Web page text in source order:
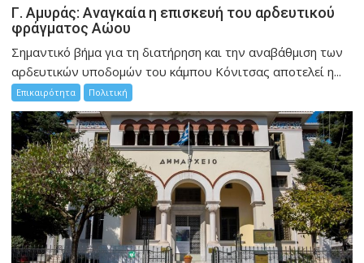
Γ. Αμυράς: Αναγκαία η επισκευή του αρδευτικού
φράγματος Αώου
Σημαντικό βήμα για τη διατήρηση και την αναβάθμιση των
αρδευτικών υποδομών του κάμπου Κόνιτσας αποτελεί η...
Επικαιρότητα Πολιτική